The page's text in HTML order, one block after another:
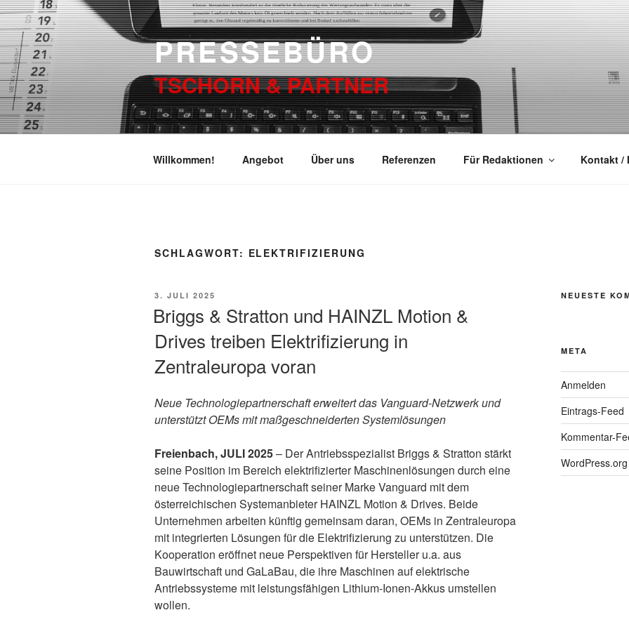
Zum
Inhalt
springen
PRESSEBÜRO
TSCHORN & PARTNER
Willkommen! Angebot Über uns Referenzen Für Redaktionen Kontakt /
SCHLAGWORT: ELEKTRIFIZIERUNG
VERÖFFENTLICHT
3. JULI 2025
Briggs & Stratton und HAINZL Motion &
Drives treiben Elektrifizierung in
Zentraleuropa voran
Neue Technologiepartnerschaft erweitert das Vanguard-Netzwerk und
unterstützt OEMs mit maßgeschneiderten Systemlösungen
Freienbach, JULI 2025– Der Antriebsspezialist Briggs & Stratton stärkt
seine Position im Bereich elektrifizierter Maschinenlösungen durch eine
neue Technologiepartnerschaft seiner Marke Vanguard mit dem
österreichischen Systemanbieter HAINZL Motion & Drives. Beide
Unternehmen arbeiten künftig gemeinsam daran, OEMs in Zentraleuropa
mit integrierten Lösungen für die Elektrifizierung zu unterstützen. Die
Kooperation eröffnet neue Perspektiven für Hersteller u.a. aus
Bauwirtschaft und GaLaBau, die ihre Maschinen auf elektrische
Antriebssysteme mit leistungsfähigen Lithium-Ionen-Akkus umstellen
wollen.
NEUESTE
META
Anmelden
Eintrags-Feed
Kommentar-
WordPress.org